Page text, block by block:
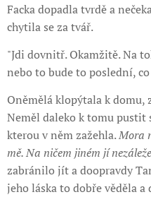
Facka dopadla tvrdě a
chytila se za tvář.
"Jdi dovnitř. Okamžitě. Na
nebo to bude to poslední,
Oněmělá klopýtala k domu,
Neměl daleko k tomu
kterou v něm zažehla.Mora
mě. Na ničem jiném jí
zabránilo jít a doopravdy
jeho láska to dobře věděla a